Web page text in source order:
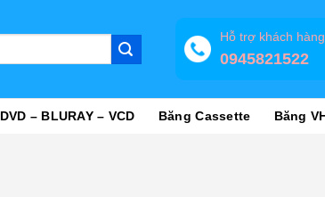
Hỗ trợ khách hàng
0945821522
DVD – BLURAY – VCD Băng Cassette Băng